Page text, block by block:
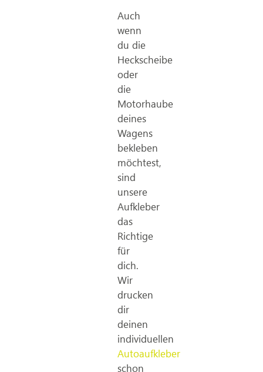
Auch
wenn
du die
Heckscheibe
oder
die
Motorhaube
deines
Wagens
bekleben
möchtest,
sind
unsere
Aufkleber
das
Richtige
für
dich.
Wir
drucken
dir
deinen
individuellen
Autoaufkleber
schon